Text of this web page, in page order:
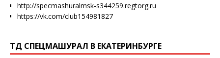
http://specmashuralmsk-s344259.regtorg.ru
https://vk.com/club154981827
ТД СПЕЦМАШУРАЛ В ЕКАТЕРИНБУРГЕ